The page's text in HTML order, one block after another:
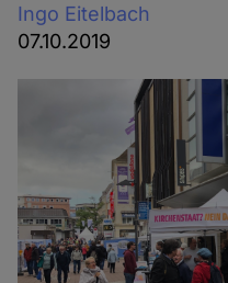
Ingo Eitelbach
07.10.2019